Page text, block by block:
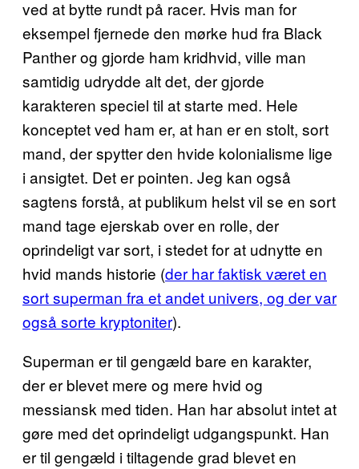
ved at bytte rundt på racer. Hvis man for
eksempel fjernede den mørke hud fra Black
Panther og gjorde ham kridhvid, ville man
samtidig udrydde alt det, der gjorde
karakteren speciel til at starte med. Hele
konceptet ved ham er, at han er en stolt, sort
mand, der spytter den hvide kolonialisme lige
i ansigtet. Det er pointen. Jeg kan også
sagtens forstå, at publikum helst vil se en sort
mand tage ejerskab over en rolle, der
oprindeligt var sort, i stedet for at udnytte en
hvid mands historie (der har faktisk været en
sort superman fra et andet univers, og der var
også sorte kryptoniter).
Superman er til gengæld bare en karakter,
der er blevet mere og mere hvid og
messiansk med tiden. Han har absolut intet at
gøre med det oprindeligt udgangspunkt. Han
er til gengæld i tiltagende grad blevet en